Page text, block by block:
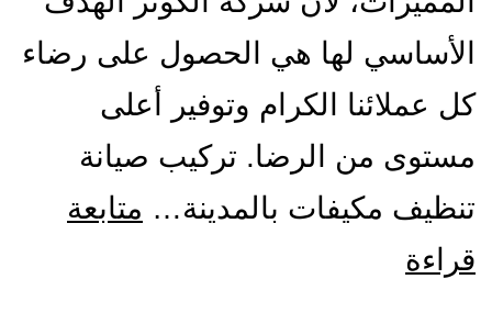
الأساسي لها هي الحصول على رضاء
كل عملائنا الكرام وتوفير أعلى
مستوى من الرضا. تركيب صيانة
تنظيف مكيفات بالمدينة… متابعة
قراءة